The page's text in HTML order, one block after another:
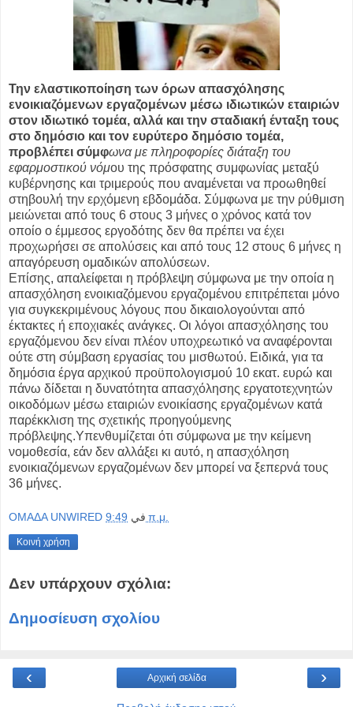
Την ελαστικοποίηση των όρων απασχόλησης
ενοικιαζόμενων εργαζομένων μέσω ιδιωτικών εταιριών
στον ιδιωτικό τομέα, αλλά και την σταδιακή ένταξη τους
στο δημόσιο και τον ευρύτερο δημόσιο τομέα,
προβλέπει σύμφωνα με πληροφορίες διάταξη του
εφαρμοστικού νόμου της πρόσφατης συμφωνίας μεταξύ
κυβέρνησης και τριμερούς που αναμένεται να προωθηθεί
στηβουλή την ερχόμενη εβδομάδα. Σύμφωνα με την ρύθμιση
μειώνεται από τους 6 στους 3 μήνες ο χρόνος κατά τον
οποίο ο έμμεσος εργοδότης δεν θα πρέπει να έχει
προχωρήσει σε απολύσεις και από τους 12 στους 6 μήνες η
απαγόρευση ομαδικών απολύσεων.
Επίσης, απαλείφεται η πρόβλεψη σύμφωνα με την οποία η
απασχόληση ενοικιαζόμενου εργαζομένου επιτρέπεται μόνο
για συγκεκριμένους λόγους που δικαιολογούνται από
έκτακτες ή εποχιακές ανάγκες. Οι λόγοι απασχόλησης του
εργαζόμενου δεν είναι πλέον υποχρεωτικό να αναφέρονται
ούτε στη σύμβαση εργασίας του μισθωτού. Ειδικά, για τα
δημόσια έργα αρχικού προϋπολογισμού 10 εκατ. ευρώ και
πάνω δίδεται η δυνατότητα απασχόλησης εργατοτεχνητών
οικοδόμων μέσω εταιριών ενοικίασης εργαζομένων κατά
παρέκκλιση της σχετικής προηγούμενης
πρόβλεψης.Υπενθυμίζεται ότι σύμφωνα με την κείμενη
νομοθεσία, εάν δεν αλλάξει κι αυτό, η απασχόληση
ενοικιαζόμενων εργαζομένων δεν μπορεί να ξεπερνά τους
36 μήνες.
OMAΔΑ UNWIRED في 9:49 π.μ.
Κοινή χρήση
Δεν υπάρχουν σχόλια:
Δημοσίευση σχολίου
‹ ›
Αρχική σελίδα